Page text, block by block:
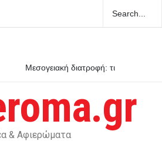
Μεσογειακή διατροφή: τι
& Αφιερώματα